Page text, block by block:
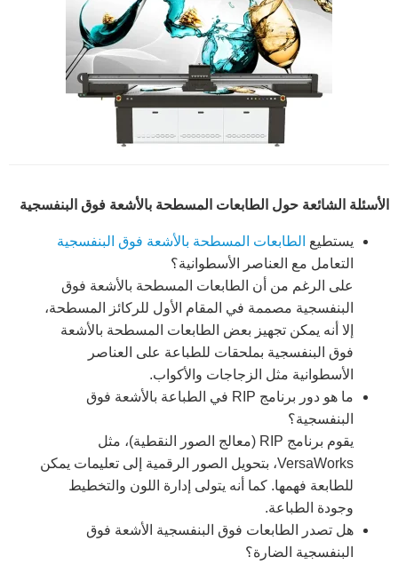
الأسئلة الشائعة حول الطابعات المسطحة بالأشعة فوق البنفسجية
يستطيع الطابعات المسطحة بالأشعة فوق البنفسجية
التعامل مع العناصر الأسطوانية؟
على الرغم من أن الطابعات المسطحة بالأشعة فوق
البنفسجية مصممة في المقام الأول للركائز المسطحة،
إلا أنه يمكن تجهيز بعض الطابعات المسطحة بالأشعة
فوق البنفسجية بملحقات للطباعة على العناصر
الأسطوانية مثل الزجاجات والأكواب.
ما هو دور برنامج RIP في الطباعة بالأشعة فوق
البنفسجية؟
يقوم برنامج RIP (معالج الصور النقطية)، مثل
VersaWorks، بتحويل الصور الرقمية إلى تعليمات يمكن
للطابعة فهمها. كما أنه يتولى إدارة اللون والتخطيط
وجودة الطباعة.
هل تصدر الطابعات فوق البنفسجية الأشعة فوق
البنفسجية الضارة؟